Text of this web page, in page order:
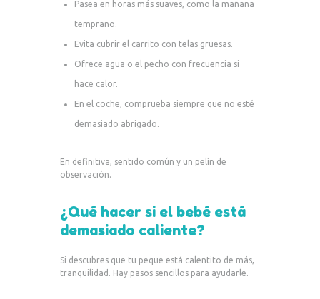
Pasea en horas más suaves, como la mañana
temprano.
Evita cubrir el carrito con telas gruesas.
Ofrece agua o el pecho con frecuencia si
hace calor.
En el coche, comprueba siempre que no esté
demasiado abrigado.
En definitiva, sentido común y un pelín de
observación.
¿Qué hacer si el bebé está
demasiado caliente?
Si descubres que tu peque está calentito de más,
tranquilidad. Hay pasos sencillos para ayudarle.